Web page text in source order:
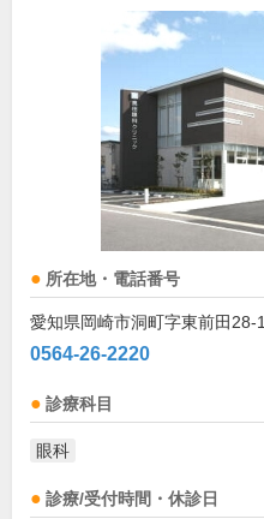
所在地・電話番号
愛知県岡崎市洞町字東前田28-1
0564-26-2220
診療科目
眼科
診療/受付時間・休診日